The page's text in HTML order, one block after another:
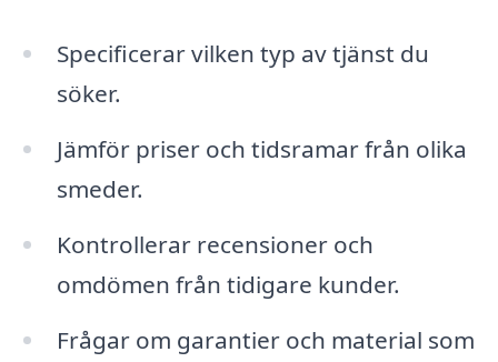
Specificerar vilken typ av tjänst du
söker.
Jämför priser och tidsramar från olika
smeder.
Kontrollerar recensioner och
omdömen från tidigare kunder.
Frågar om garantier och material som